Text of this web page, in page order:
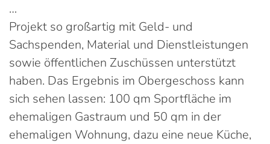
…
Projekt so großartig mit Geld- und
Sachspenden, Material und Dienstleistungen
sowie öffentlichen Zuschüssen unterstützt
haben. Das Ergebnis im Obergeschoss kann
sich sehen lassen: 100 qm Sportfläche im
ehemaligen Gastraum und 50 qm in der
ehemaligen Wohnung, dazu eine neue Küche,